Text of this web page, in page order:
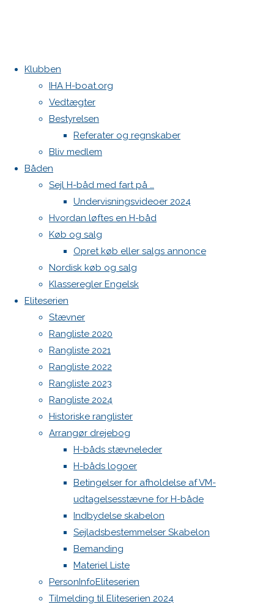
Klubben
IHA H-boat.org
Vedtægter
Bestyrelsen
Referater og regnskaber
Bliv medlem
Båden
Sejl H-båd med fart på …
Undervisningsvideoer 2024
Hvordan løftes en H-båd
Køb og salg
Opret køb eller salgs annonce
Nordisk køb og salg
Klasseregler Engelsk
Eliteserien
Stævner
Rangliste 2020
Rangliste 2021
Rangliste 2022
Rangliste 2023
Rangliste 2024
Historiske ranglister
Arrangør drejebog
H-båds stævneleder
H-båds logoer
Betingelser for afholdelse af VM-
udtagelsesstævne for H-både
Indbydelse skabelon
Sejladsbestemmelser Skabelon
Bemanding
Materiel Liste
PersonInfoEliteserien
Tilmelding til Eliteserien 2024
Home
Nyheder
Indkaldelse
Generalforsamling
Haarup Mixer cup i Egå
VM Landsholds trøjen
Indkaldelse
til
DHBS
Generalforsamling
2021
9. juni
20219.
juni 2021
Nyheder
fredag
d.9.
juli kl.
19.30
Kontakt
Danske H-bådssejlere
Klubben: klubben@H-båd.dk
kontakt
Find os på
Seneste på H-båd.dk
Sejl, spilerstrømpe og rullefok-presenning til H-båd:
Høj Jensen fokke til salg
Spilerstage/Spinlock jollevest xl
Log ind
WordPress.org
Top